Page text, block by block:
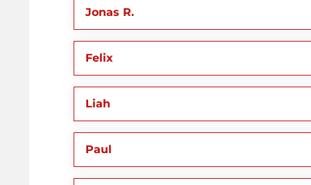
Jonas R.
Felix
Liah
Paul